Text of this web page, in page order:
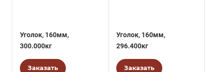
Уголок, 160мм,
300.000кг
Заказать
Уголок, 160мм,
296.400кг
Заказать